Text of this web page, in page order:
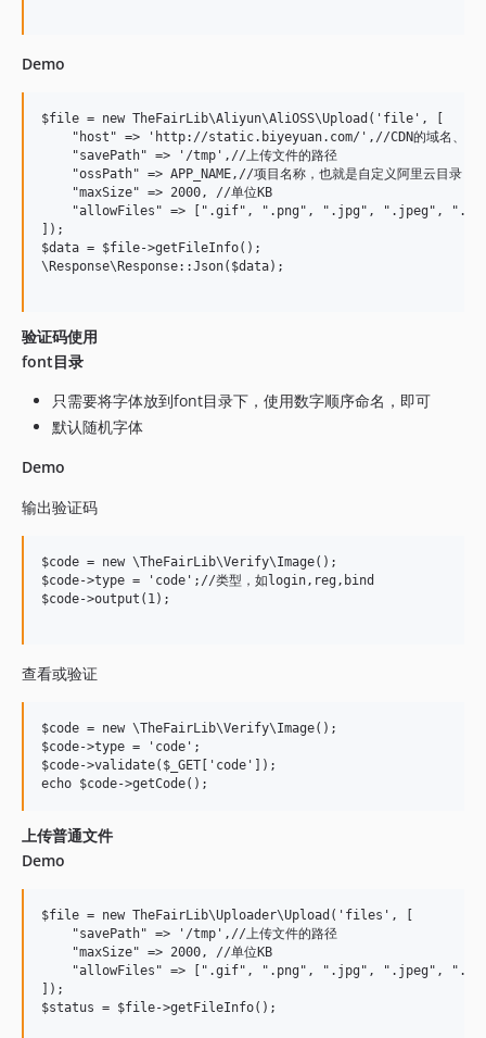
Demo
$file = new TheFairLib\Aliyun\AliOSS\Upload('file', [
    "host" => 'http://static.biyeyuan.com/',//CDN的域名、、
    "savePath" => '/tmp',//上传文件的路径
    "ossPath" => APP_NAME,//项目名称，也就是自定义阿里云目录
    "maxSize" => 2000, //单位KB
"allowFiles" => [".gif", ".png", ".jpg", ".jpeg",
]);
$data = $file->getFileInfo();
\Response\Response::Json($data);
验证码使用
font目录
只需要将字体放到font目录下，使用数字顺序命名，即可
默认随机字体
Demo
输出验证码
$code = new \TheFairLib\Verify\Image();
$code->type = 'code';//类型，如login,reg,bind
$code->output(1);
查看或验证
$code = new \TheFairLib\Verify\Image();
$code->type = 'code';
$code->validate($_GET['code']);
上传普通文件
Demo
$file = new TheFairLib\Uploader\Upload('files', [
    "savePath" => '/tmp',//上传文件的路径
    "maxSize" => 2000, //单位KB
"allowFiles" => [".gif", ".png", ".jpg", ".jpeg",
]);
$status = $file->getFileInfo();